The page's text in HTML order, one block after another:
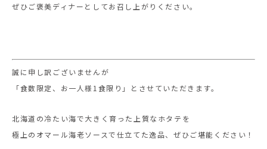
ぜひご褒美ディナーとしてお召し上がりください。
誠に申し訳ございませんが
「食数限定、お一人様1食限り」とさせていただきます。
北海道の冷たい海で大きく育った上質なホタテを
極上のオマール海老ソースで仕立てた逸品、ぜひご堪能ください！